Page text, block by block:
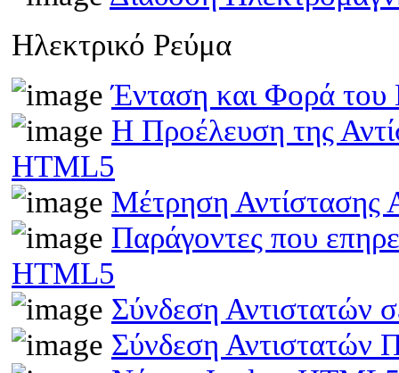
Ηλεκτρικό Ρεύμα
Ένταση και Φορά του
Η Προέλευση της
HTML5
Μέτρηση Αντίστασης
Παράγοντες που
HTML5
Σύνδεση Αντιστατών
Σύνδεση